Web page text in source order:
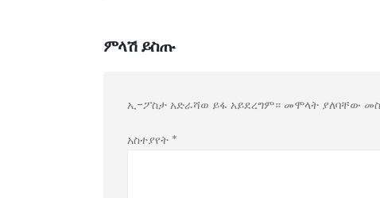
ምላሽ ይስጡ
ኢ-ፖስታ አድራሻወ ይፋ አይደረግም። መሞላት ያለባቸው
አስተያየት *